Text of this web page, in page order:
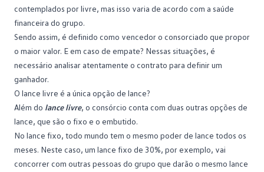
contemplados por livre, mas isso varia de acordo com a saúde
financeira do grupo.
Sendo assim, é definido como vencedor o consorciado que propor
o maior valor. E em caso de empate? Nessas situações, é
necessário analisar atentamente o contrato para definir um
ganhador.
O lance livre é a única opção de lance?
Além do lance livre, o consórcio conta com duas outras opções de
lance, que são o fixo e o embutido.
No lance fixo, todo mundo tem o mesmo poder de lance todos os
meses. Neste caso, um lance fixo de 30%, por exemplo, vai
concorrer com outras pessoas do grupo que darão o mesmo lance